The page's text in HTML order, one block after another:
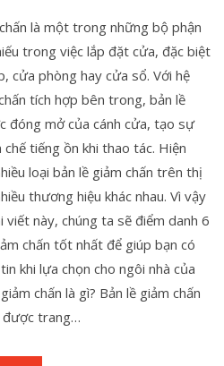
là một trong những bộ phận
trong việc lắp đặt cửa, đặc biệt
cửa phòng hay cửa sổ. Với hệ
tích hợp bên trong, bản lề
đóng mở của cánh cửa, tạo sự
chế tiếng ồn khi thao tác. Hiện
loại bản lề giảm chấn trên thị
thương hiệu khác nhau. Vì vậy
viết này, chúng ta sẽ điểm danh 6
chấn tốt nhất để giúp bạn có
khi lựa chọn cho ngôi nhà của
chấn là gì? Bản lề giảm chấn
được trang…